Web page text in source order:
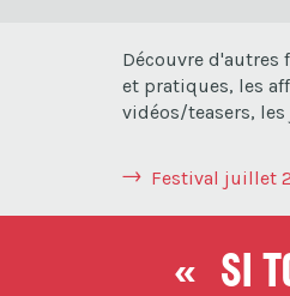
Découvre
et pratiques, les
vidéos/teasers,
Festival juillet
« Si